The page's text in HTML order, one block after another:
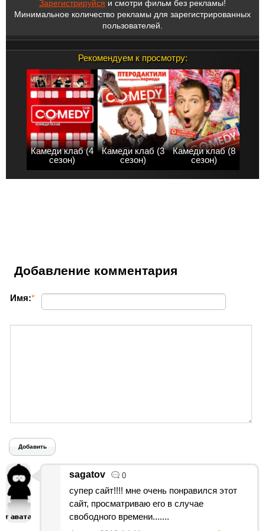
Зарегистрируйся и смотри фильм без рекламы!
Минимальное количество рекламы для зарегистрированных
пользователей.
Рекомендуем к просмотру:
Камеди клаб (4
сезон)
Камеди клаб (3
сезон)
Камеди клаб (8
сезон)
Добавление комментария
Имя:*
Добавить
sagatov 0
супер сайт!!!! мне очень понравился этот
сайт, просматриваю его в случае
свободного времени.......